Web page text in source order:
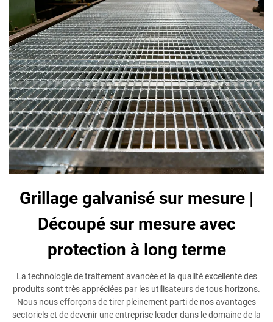
Grillage galvanisé sur mesure |
Découpé sur mesure avec
protection à long terme
La technologie de traitement avancée et la qualité excellente des
produits sont très appréciées par les utilisateurs de tous horizons.
Nous nous efforçons de tirer pleinement parti de nos avantages
sectoriels et de devenir une entreprise leader dans le domaine de la